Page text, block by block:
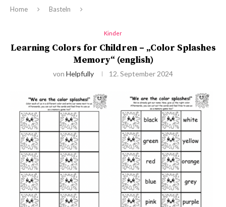
Home Basteln
Kinder
Learning Colors for Children – „Color Splashes
Memory“ (english)
von Helpfully 12. September 2024